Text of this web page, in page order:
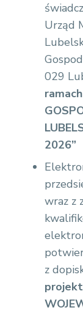
Urząd
029
2026”
wraz z
z